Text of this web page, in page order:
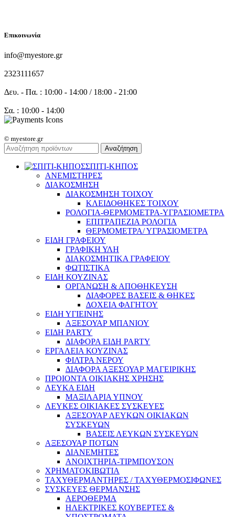
Επικοινωνία
info@myestore.gr
2323111657
Δευ. - Πα. : 10:00 - 14:00 / 18:00 - 21:00
Σα. : 10:00 - 14:00
© myestore.gr
Αναζήτηση
ΣΠΙΤΙ-ΚΗΠΟΣ
ΑΝΕΜΙΣΤΗΡΕΣ
ΔΙΑΚΟΣΜΗΣΗ
ΔΙΑΚΟΣΜΗΣΗ ΤΟΙΧΟΥ
ΚΛΕΙΔΟΘΗΚΕΣ ΤΟΙΧΟΥ
ΡΟΛΟΓΙΑ-ΘΕΡΜΟΜΕΤΡΑ-ΥΓΡΑΣΙΟΜΕΤΡΑ
ΕΠΙΤΡΑΠΕΖΙΑ ΡΟΛΟΓΙΑ
ΘΕΡΜΟΜΕΤΡΑ/ ΥΓΡΑΣΙΟΜΕΤΡΑ
ΕΙΔΗ ΓΡΑΦΕΙΟΥ
ΓΡΑΦΙΚΗ ΥΛΗ
ΔΙΑΚΟΣΜΗΤΙΚΑ ΓΡΑΦΕΙΟΥ
ΦΩΤΙΣΤΙΚΑ
ΕΙΔΗ ΚΟΥΖΙΝΑΣ
ΟΡΓΑΝΩΣΗ & ΑΠΟΘΗΚΕΥΣΗ
ΔΙΑΦΟΡΕΣ ΒΑΣΕΙΣ & ΘΗΚΕΣ
ΔΟΧΕΙΑ ΦΑΓΗΤΟΥ
ΕΙΔΗ ΥΓΙΕΙΝΗΣ
ΑΞΕΣΟΥΑΡ ΜΠΑΝΙΟΥ
ΕΙΔΗ PARTY
ΔΙΑΦΟΡΑ ΕΙΔΗ PARTY
ΕΡΓΑΛΕΙΑ ΚΟΥΖΙΝΑΣ
ΦΙΛΤΡΑ ΝΕΡΟΥ
ΔΙΑΦΟΡΑ ΑΞΕΣΟΥΑΡ ΜΑΓΕΙΡΙΚΗΣ
ΠΡΟΙΟΝΤΑ ΟΙΚΙΑΚΗΣ ΧΡΗΣΗΣ
ΛΕΥΚΑ ΕΙΔΗ
ΜΑΞΙΛΑΡΙΑ ΥΠΝΟΥ
ΛΕΥΚΕΣ ΟΙΚΙΑΚΕΣ ΣΥΣΚΕΥΕΣ
ΑΞΕΣΟΥΑΡ ΛΕΥΚΩΝ ΟΙΚΙΑΚΩΝ
ΣΥΣΚΕΥΩΝ
ΒΑΣΕΙΣ ΛΕΥΚΩΝ ΣΥΣΚΕΥΩΝ
ΑΞΕΣΟΥΑΡ ΠΟΤΩΝ
ΔΙΑΝΕΜΗΤΕΣ
ΑΝΟΙΧΤΗΡΙΑ-ΤΙΡΜΠΟΥΣΟΝ
ΧΡΗΜΑΤΟΚΙΒΩΤΙΑ
ΤΑΧΥΘΕΡΜΑΝΤΗΡΕΣ / ΤΑΧΥΘΕΡΜΟΣΙΦΩΝΕΣ
ΣΥΣΚΕΥΕΣ ΘΕΡΜΑΝΣΗΣ
ΑΕΡΟΘΕΡΜΑ
ΗΛΕΚΤΡΙΚΕΣ ΚΟΥΒΕΡΤΕΣ &